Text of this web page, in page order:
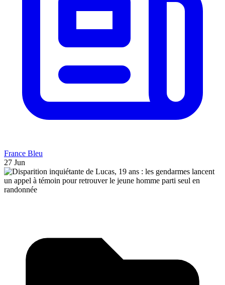
France Bleu
27 Jun